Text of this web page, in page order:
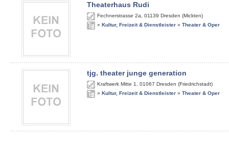
Theaterhaus Rudi
Fechnerstrasse 2a 01139 Dresden (Mickten)
» Kultur, Freizeit & Dienstleister » Theater & Oper
tjg. theater junge generation
Kraftwerk Mitte 1 01067 Dresden (Friedrichstadt)
» Kultur, Freizeit & Dienstleister » Theater & Oper